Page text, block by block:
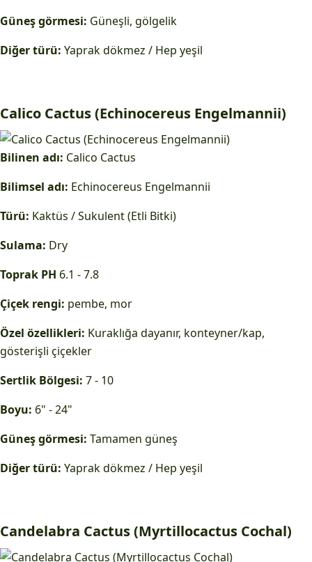
Güneş görmesi: Güneşli, gölgelik
Diğer türü: Yaprak dökmez / Hep yeşil
Calico Cactus (Echinocereus Engelmannii)
Bilinen adı: Calico Cactus
Bilimsel adı: Echinocereus Engelmannii
Türü: Kaktüs / Sukulent (Etli Bitki)
Sulama: Dry
Toprak PH 6.1 - 7.8
Çiçek rengi: pembe, mor
Özel özellikleri: Kuraklığa dayanır, konteyner/kap,
gösterişli çiçekler
Sertlik Bölgesi: 7 - 10
Boyu: 6" - 24"
Güneş görmesi: Tamamen güneş
Diğer türü: Yaprak dökmez / Hep yeşil
Candelabra Cactus (Myrtillocactus Cochal)